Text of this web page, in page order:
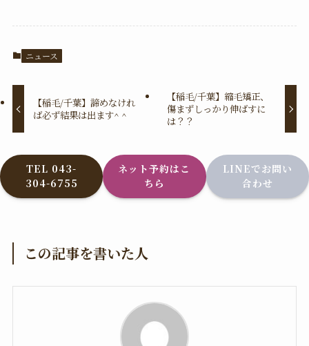
ニュース
【稲毛/千葉】諦めなけれ
ば必ず結果は出ます^ ^
【稲毛/千葉】縮毛矯正、
傷まずしっかり伸ばすに
は？？
TEL 043-
304-6755
ネット予約はこ
ちら
LINEでお問い
合わせ
この記事を書いた人